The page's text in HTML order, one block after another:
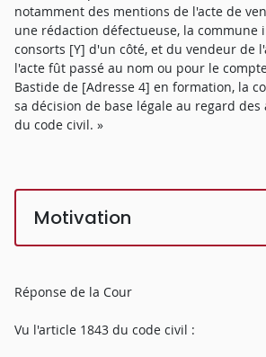
notamment des mentions de l'acte de
une rédaction défectueuse, la commune
consorts [Y] d'un côté, et du vendeur de
l'acte fût passé au nom ou pour le
Bastide de [Adresse 4] en formation, la
sa décision de base légale au regard des
du code civil. »
Motivation
Réponse de la Cour
Vu l'article 1843 du code civil :